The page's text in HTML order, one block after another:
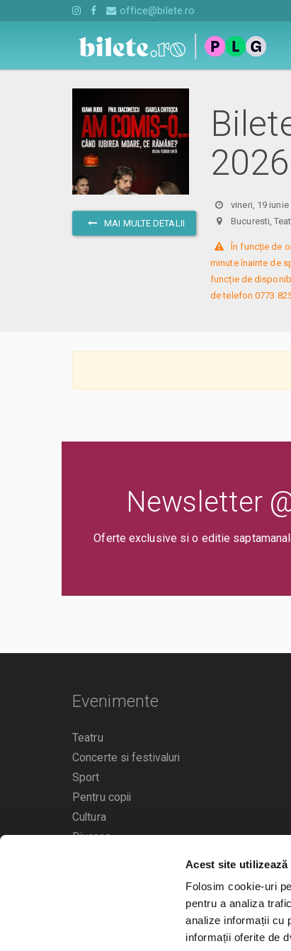
Acest site
Folosim cookie-uri
pentru a analiza
analize informații cu
informații oferite de
office@bilete.ro
MAI MULTE DETALII
2026
vineri, 19
Bucuresti,
În funcție de
minute înainte de
funcție de
de telefon 0773
Newsletter
Oferte exclusive si o editie
Evenimente
Teatru
Concerte si festivaluri
Sport
Pentru copii
Cultura
Diverse
Calendarul evenimentelor